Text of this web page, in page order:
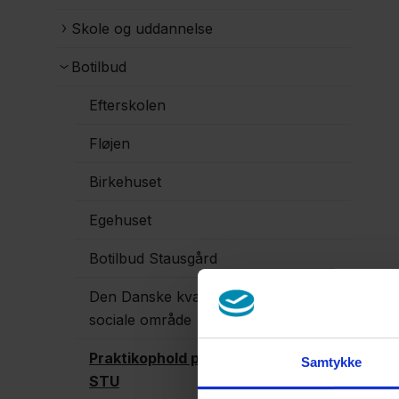
Samtykke
Skole og uddannelse
Botilbud
Efterskolen
Fløjen
Birkehuset
Egehuset
Botilbud Stausgård
Den Danske kvalitetsmodel på det
sociale område
Praktikophold på Efterskolen og
STU